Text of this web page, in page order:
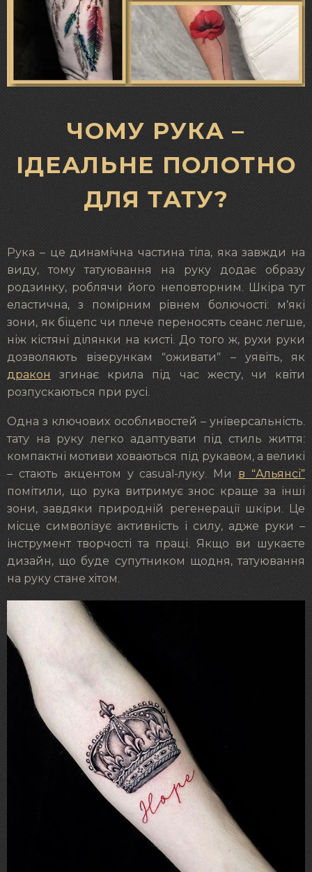
ЧОМУ РУКА –
ІДЕАЛЬНЕ ПОЛОТНО
ДЛЯ ТАТУ?
Рука – це динамічна частина тіла, яка завжди на
виду, тому татуювання на руку додає образу
родзинку, роблячи його неповторним. Шкіра тут
еластична, з помірним рівнем болючості: м’які
зони, як біцепс чи плече переносять сеанс легше,
ніж кістяні ділянки на кисті. До того ж, рухи руки
дозволяють візерункам “оживати” – уявіть, як
дракон згинає крила під час жесту, чи квіти
розпускаються при русі.
Одна з ключових особливостей – універсальність.
тату на руку легко адаптувати під стиль життя:
компактні мотиви ховаються під рукавом, а великі
– стають акцентом у casual-луку. Мив “Альянсі”
помітили, що рука витримує знос краще за інші
зони, завдяки природній регенерації шкіри. Це
місце символізує активність і силу, адже руки –
інструмент творчості та праці. Якщо ви шукаєте
дизайн, що буде супутником щодня, татуювання
на руку стане хітом.